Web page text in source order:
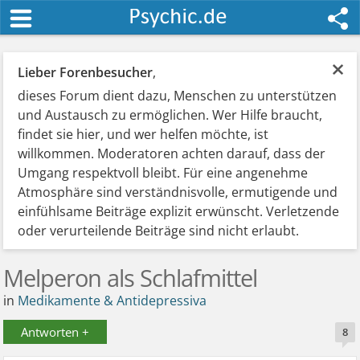
×
Lieber Forenbesucher,
dieses Forum dient dazu, Menschen zu unterstützen
und Austausch zu ermöglichen. Wer Hilfe braucht,
findet sie hier, und wer helfen möchte, ist
willkommen. Moderatoren achten darauf, dass der
Umgang respektvoll bleibt. Für eine angenehme
Atmosphäre sind verständnisvolle, ermutigende und
einfühlsame Beiträge explizit erwünscht. Verletzende
oder verurteilende Beiträge sind nicht erlaubt.
Melperon als Schlafmittel
in Medikamente & Antidepressiva
Antworten + 8